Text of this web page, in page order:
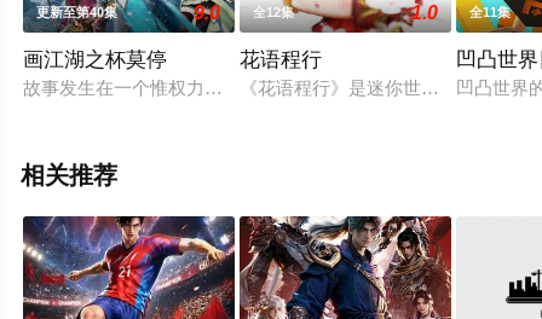
更新至第40集 9.0
画江湖之杯莫停
故事发生在一个惟权力与力量至上的江湖中，讲述了多年前，中
全12集 1.0
花语程行
《花语程行》是迷你世界官方出品
全11集
凹凸世
凹凸世界
相关推荐